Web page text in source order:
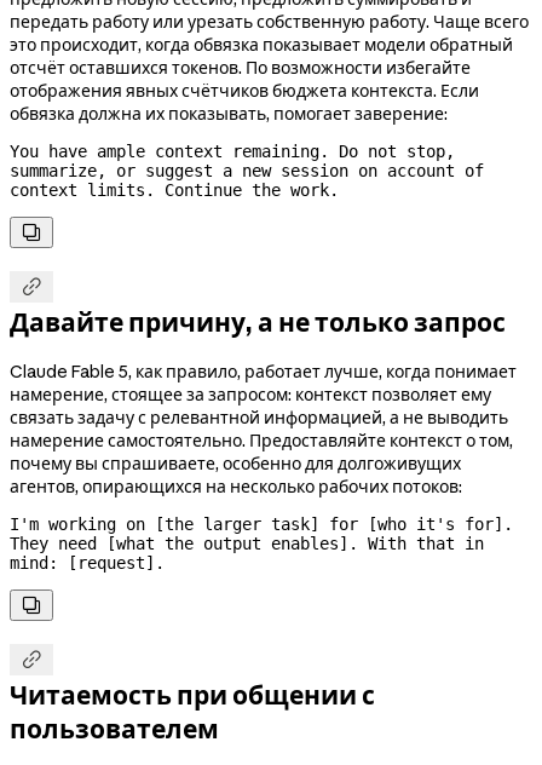
передать работу или урезать собственную работу. Чаще всего
это происходит, когда обвязка показывает модели обратный
отсчёт оставшихся токенов. По возможности избегайте
отображения явных счётчиков бюджета контекста. Если
обвязка должна их показывать, помогает заверение:
You have ample context remaining. Do not stop,
summarize, or suggest a new session on account of
context limits. Continue the work.


Давайте причину, а не только запрос
Claude Fable 5, как правило, работает лучше, когда понимает
намерение, стоящее за запросом: контекст позволяет ему
связать задачу с релевантной информацией, а не выводить
намерение самостоятельно. Предоставляйте контекст о том,
почему вы спрашиваете, особенно для долгоживущих
агентов, опирающихся на несколько рабочих потоков:
I'm working on [the larger task] for [who it's for].
They need [what the output enables]. With that in
mind: [request].


Читаемость при общении с
пользователем